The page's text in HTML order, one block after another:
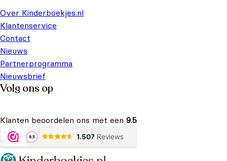
Over Kinderboekjes.nl
Klantenservice
Contact
Nieuws
Partnerprogramma
Nieuwsbrief
Volg ons op
Klanten beoordelen ons met een 9.5